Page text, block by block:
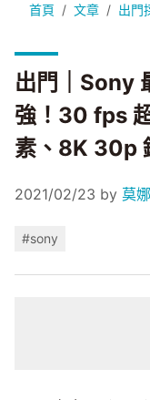
首頁 文章 出門
出門｜Sony 最
出門｜Sony
強！30 fps
素、8K 30p
2021/02/23 by 莫娜
#sony